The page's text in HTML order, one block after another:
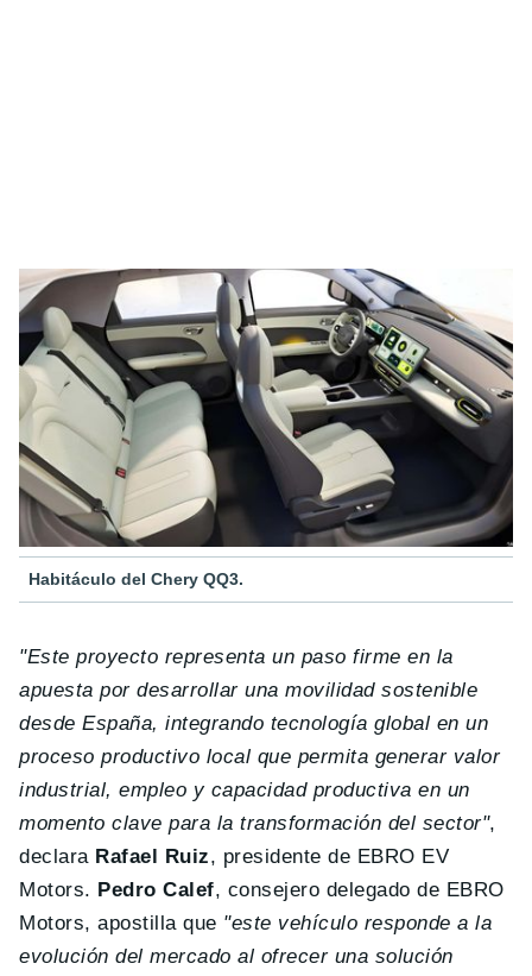
Habitáculo del Chery QQ3.
"Este proyecto representa un paso firme en la
apuesta por desarrollar una movilidad sostenible
desde España, integrando tecnología global en un
proceso productivo local que permita generar valor
industrial, empleo y capacidad productiva en un
momento clave para la transformación del sector",
declara Rafael Ruiz, presidente de EBRO EV
Motors. Pedro Calef, consejero delegado de EBRO
Motors, apostilla que "este vehículo responde a la
evolución del mercado al ofrecer una solución